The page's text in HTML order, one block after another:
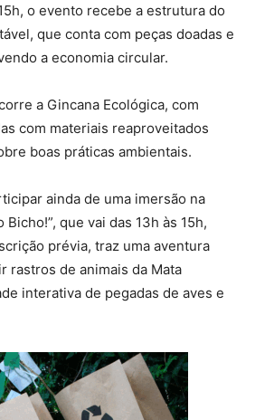
o evento recebe a estrutura do
que conta com peças doadas e
a economia circular.
a Gincana Ecológica, com
com materiais reaproveitados
boas práticas ambientais.
ainda de uma imersão na
Bicho!”, que vai das 13h às 15h,
prévia, traz uma aventura
rastros de animais da Mata
interativa de pegadas de aves e